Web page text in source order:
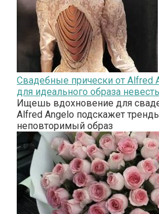
Свадебные прически от Alfred
для идеального образа
Ищешь вдохновение для
Alfred Angelo подскажет
неповторимый образ